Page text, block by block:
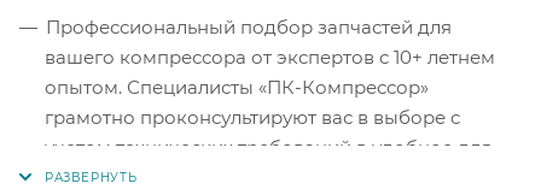
Профессиональный подбор запчастей для
вашего компрессора от экспертов с 10+ летнем
опытом. Специалисты «ПК-Компрессор»
грамотно проконсультируют вас в выборе с
учетом технических требований в удобное для
вас время.